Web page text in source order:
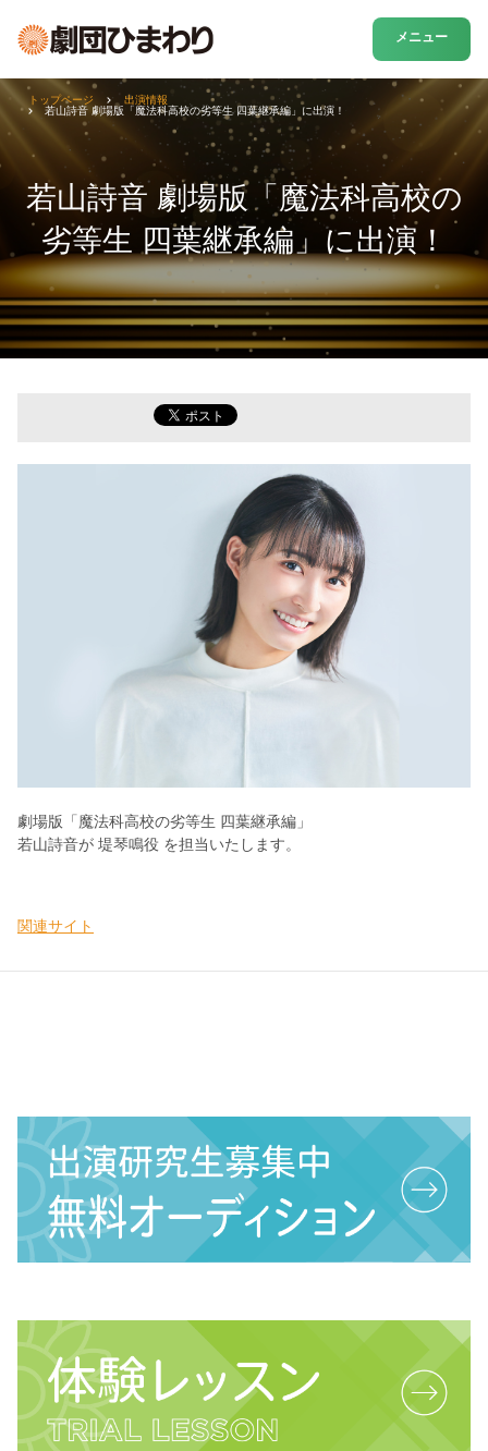
メニュー
若山詩音 劇場版「魔法科高校の
劣等生 四葉継承編」に出演！
トップページ
出演情報
若山詩音 劇場版「魔法科高校の劣等生 四葉継承編」に出演！
劇場版「魔法科高校の劣等生 四葉継承編」
若山詩音が 堤琴鳴役 を担当いたします。
関連サイト